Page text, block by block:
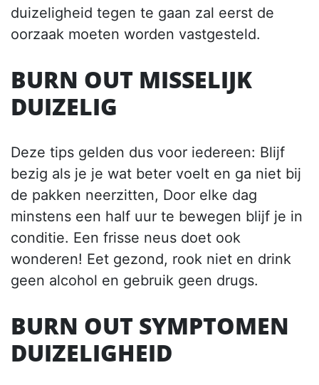
duizeligheid tegen te gaan zal eerst de
oorzaak moeten worden vastgesteld.
BURN OUT MISSELIJK
DUIZELIG
Deze tips gelden dus voor iedereen: Blijf
bezig als je je wat beter voelt en ga niet bij
de pakken neerzitten, Door elke dag
minstens een half uur te bewegen blijf je in
conditie. Een frisse neus doet ook
wonderen! Eet gezond, rook niet en drink
geen alcohol en gebruik geen drugs.
BURN OUT SYMPTOMEN
DUIZELIGHEID